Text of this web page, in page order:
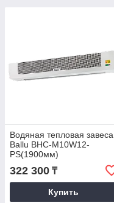
Водяная тепловая завеса
Ballu BHC-M10W12-
PS(1900мм)
322 300 ₸
Купить